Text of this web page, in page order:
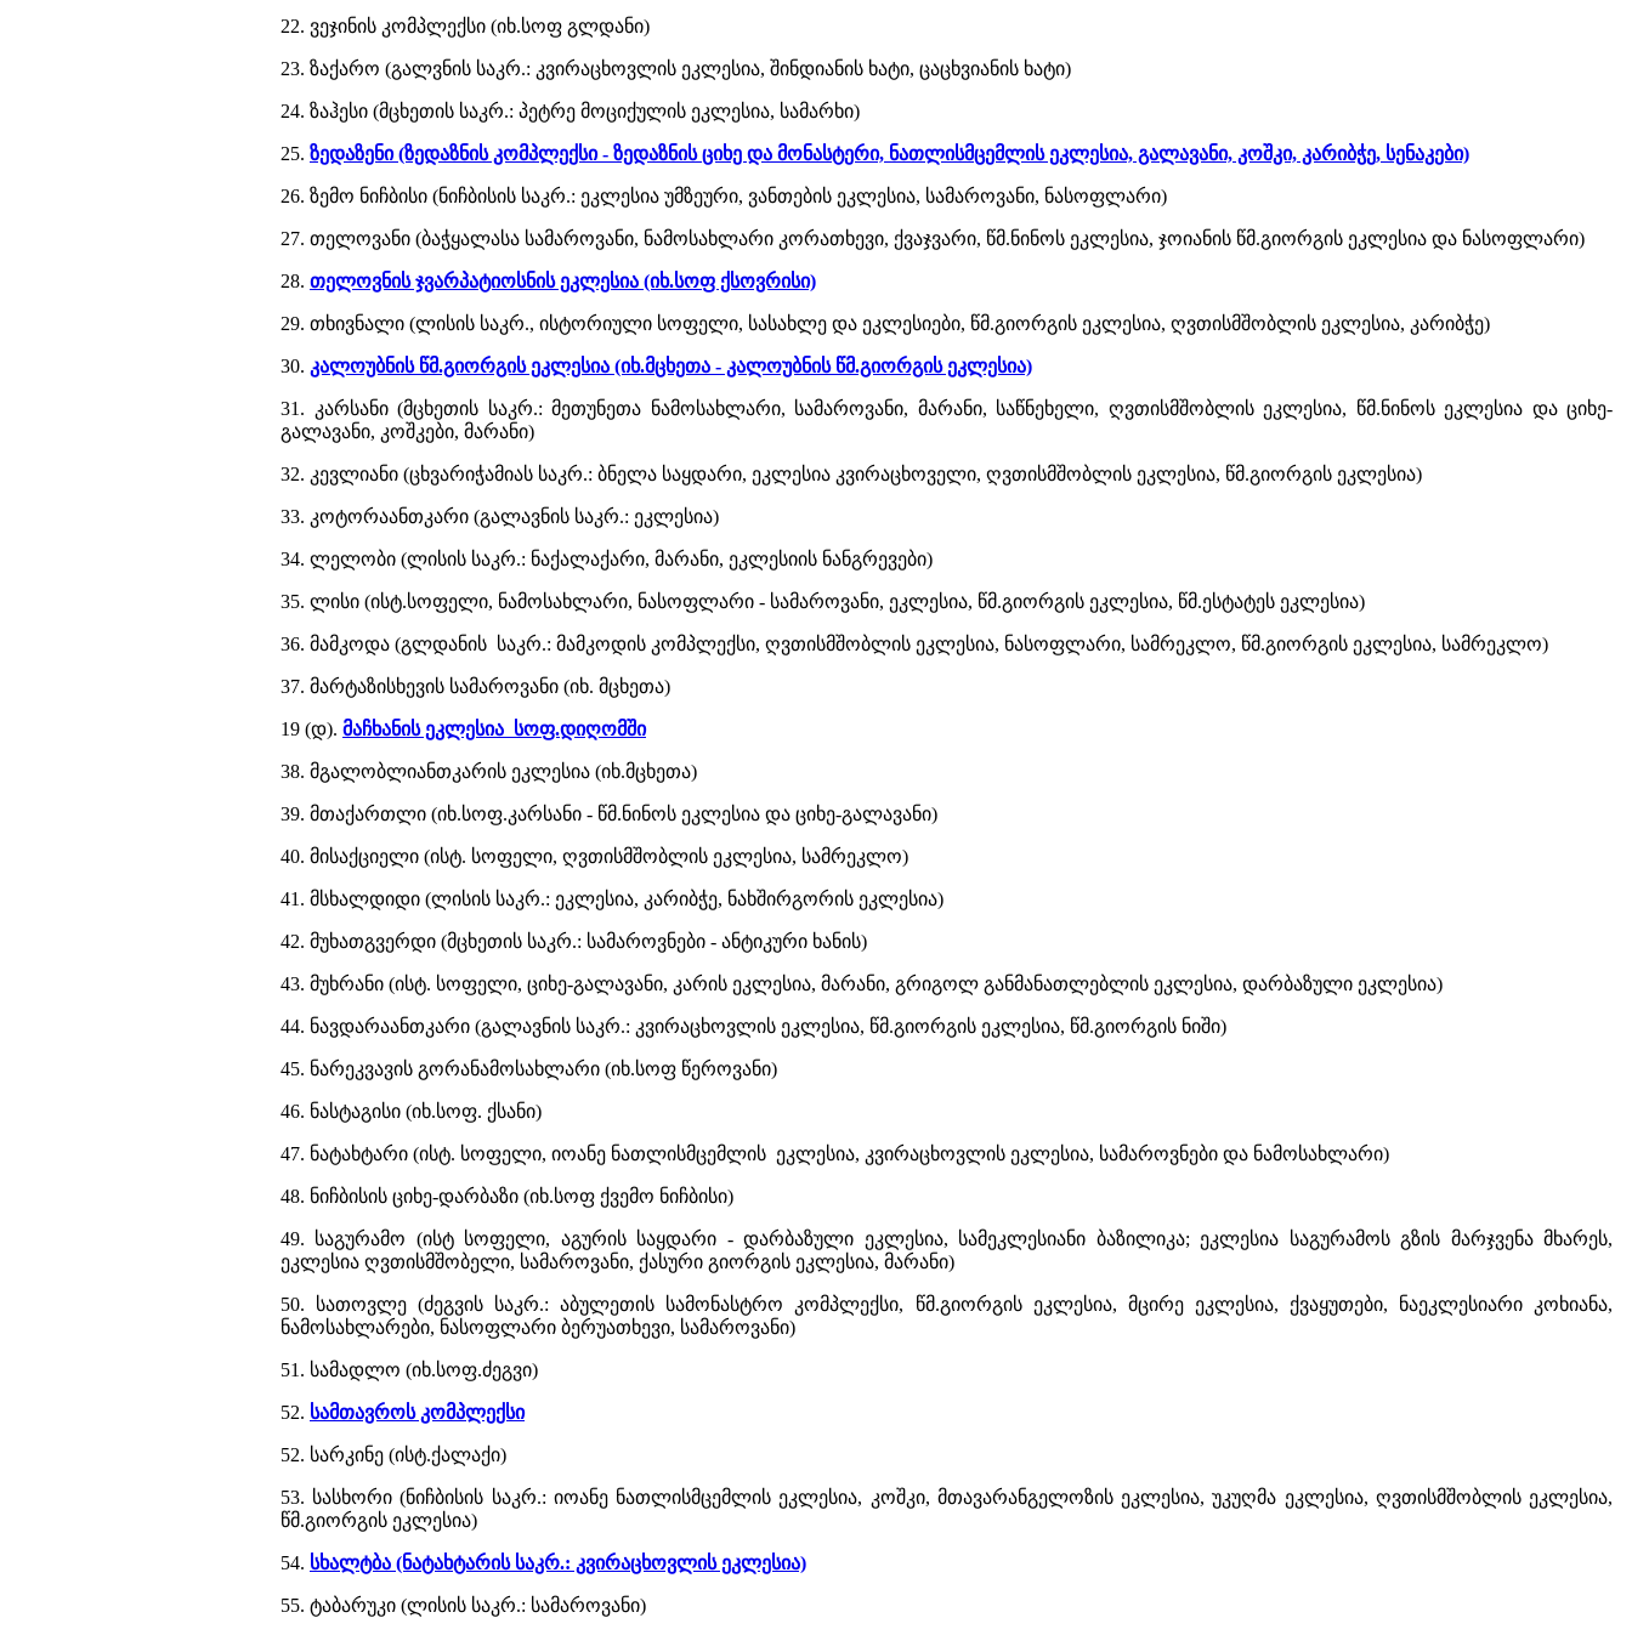
22. ვეჯინის კომპლექსი (იხ.სოფ გლდანი)
23. ზაქარო (გალვნის საკრ.: კვირაცხოვლის ეკლესია, შინდიანის ხატი, ცაცხვიანის ხატი)
24. ზაჰესი (მცხეთის საკრ.: პეტრე მოციქულის ეკლესია, სამარხი)
25. ზედაზენი (ზედაზნის კომპლექსი - ზედაზნის ციხე და მონასტერი, ნათლისმცემლის ეკლესია, გალავანი, კოშკი, კარიბჭე, სენაკები)
26. ზემო ნიჩბისი (ნიჩბისის საკრ.: ეკლესია უმზეური, ვანთების ეკლესია, სამაროვანი, ნასოფლარი)
27. თელოვანი (ბაჭყალასა სამაროვანი, ნამოსახლარი კორათხევი, ქვაჯვარი, წმ.ნინოს ეკლესია, ჯოიანის წმ.გიორგის ეკლესია და ნასოფლარი)
28. თელოვნის ჯვარპატიოსნის ეკლესია (იხ.სოფ ქსოვრისი)
29. თხივნალი (ლისის საკრ., ისტორიული სოფელი, სასახლე და ეკლესიები, წმ.გიორგის ეკლესია, ღვთისმშობლის ეკლესია, კარიბჭე)
30. კალოუბნის წმ.გიორგის ეკლესია (იხ.მცხეთა - კალოუბნის წმ.გიორგის ეკლესია)
31. კარსანი (მცხეთის საკრ.: მეთუნეთა ნამოსახლარი, სამაროვანი, მარანი, საწნეხელი, ღვთისმშობლის ეკლესია, წმ.ნინოს ეკლესია და ციხე-
გალავანი, კოშკები, მარანი)
32. კევლიანი (ცხვარიჭამიას საკრ.: ბნელა საყდარი, ეკლესია კვირაცხოველი, ღვთისმშობლის ეკლესია, წმ.გიორგის ეკლესია)
33. კოტორაანთკარი (გალავნის საკრ.: ეკლესია)
34. ლელობი (ლისის საკრ.: ნაქალაქარი, მარანი, ეკლესიის ნანგრევები)
35. ლისი (ისტ.სოფელი, ნამოსახლარი, ნასოფლარი - სამაროვანი, ეკლესია, წმ.გიორგის ეკლესია, წმ.ესტატეს ეკლესია)
36. მამკოდა (გლდანის საკრ.: მამკოდის კომპლექსი, ღვთისმშობლის ეკლესია, ნასოფლარი, სამრეკლო, წმ.გიორგის ეკლესია, სამრეკლო)
37. მარტაზისხევის სამაროვანი (იხ. მცხეთა)
19 (დ). მაჩხანის ეკლესია სოფ.დიღომში
38. მგალობლიანთკარის ეკლესია (იხ.მცხეთა)
39. მთაქართლი (იხ.სოფ.კარსანი - წმ.ნინოს ეკლესია და ციხე-გალავანი)
40. მისაქციელი (ისტ. სოფელი, ღვთისმშობლის ეკლესია, სამრეკლო)
41. მსხალდიდი (ლისის საკრ.: ეკლესია, კარიბჭე, ნახშირგორის ეკლესია)
42. მუხათგვერდი (მცხეთის საკრ.: სამაროვნები - ანტიკური ხანის)
43. მუხრანი (ისტ. სოფელი, ციხე-გალავანი, კარის ეკლესია, მარანი, გრიგოლ განმანათლებლის ეკლესია, დარბაზული ეკლესია)
44. ნავდარაანთკარი (გალავნის საკრ.: კვირაცხოვლის ეკლესია, წმ.გიორგის ეკლესია, წმ.გიორგის ნიში)
45. ნარეკვავის გორანამოსახლარი (იხ.სოფ წეროვანი)
46. ნასტაგისი (იხ.სოფ. ქსანი)
47. ნატახტარი (ისტ. სოფელი, იოანე ნათლისმცემლის ეკლესია, კვირაცხოვლის ეკლესია, სამაროვნები და ნამოსახლარი)
48. ნიჩბისის ციხე-დარბაზი (იხ.სოფ ქვემო ნიჩბისი)
49. საგურამო (ისტ სოფელი, აგურის საყდარი - დარბაზული ეკლესია, სამეკლესიანი ბაზილიკა; ეკლესია საგურამოს გზის მარჯვენა მხარეს,
ეკლესია ღვთისმშობელი, სამაროვანი, ქასური გიორგის ეკლესია, მარანი)
50. სათოვლე (ძეგვის საკრ.: აბულეთის სამონასტრო კომპლექსი, წმ.გიორგის ეკლესია, მცირე ეკლესია, ქვაყუთები, ნაეკლესიარი კოხიანა,
ნამოსახლარები, ნასოფლარი ბერუათხევი, სამაროვანი)
51. სამადლო (იხ.სოფ.ძეგვი)
52. სამთავროს კომპლექსი
52. სარკინე (ისტ.ქალაქი)
53. სასხორი (ნიჩბისის საკრ.: იოანე ნათლისმცემლის ეკლესია, კოშკი, მთავარანგელოზის ეკლესია, უკუღმა ეკლესია, ღვთისმშობლის ეკლესია,
წმ.გიორგის ეკლესია)
54. სხალტბა (ნატახტარის საკრ.: კვირაცხოვლის ეკლესია)
55. ტაბარუკი (ლისის საკრ.: სამაროვანი)